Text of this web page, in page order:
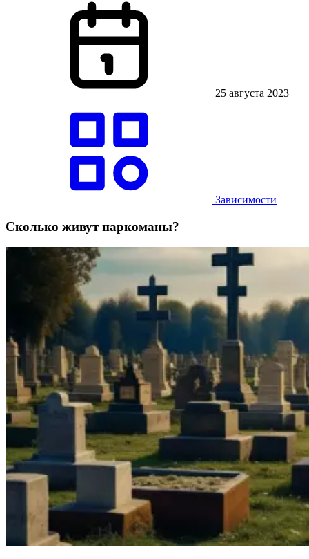
25 августа 2023
Зависимости
Сколько живут наркоманы?